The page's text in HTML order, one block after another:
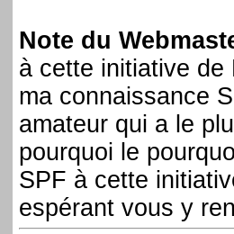
Note du
à cette initiative de
ma connaissance
amateur qui a le
pourquoi le
SPF à cette
espérant vous y